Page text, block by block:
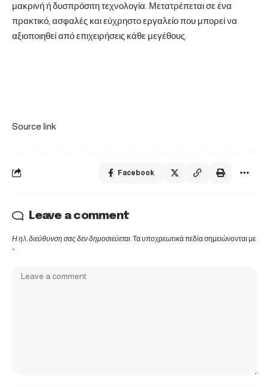
μακρινή ή δυσπρόσιτη τεχνολογία. Μετατρέπεται σε ένα
πρακτικό, ασφαλές και εύχρηστο εργαλείο που μπορεί να
αξιοποιηθεί από επιχειρήσεις κάθε μεγέθους.
Source link
Facebook
Leave a comment
Η ηλ. διεύθυνση σας δεν δημοσιεύεται. Τα υποχρεωτικά πεδία σημειώνονται με
*